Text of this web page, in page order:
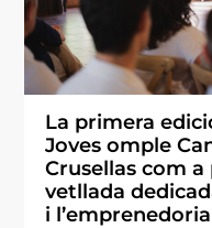
La primera
Joves omple
Crusellas com
vetllada
i l’emprenedoria